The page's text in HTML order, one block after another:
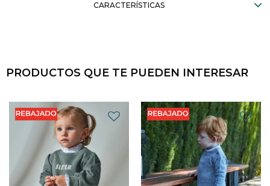
CARACTERÍSTICAS
PRODUCTOS QUE TE PUEDEN INTERESAR